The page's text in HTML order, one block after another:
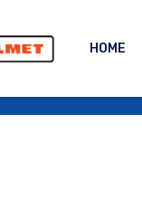
HOME